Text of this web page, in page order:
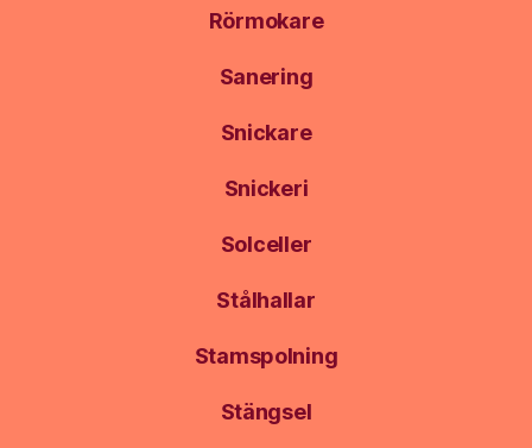
Rörmokare
Sanering
Snickare
Snickeri
Solceller
Stålhallar
Stamspolning
Stängsel